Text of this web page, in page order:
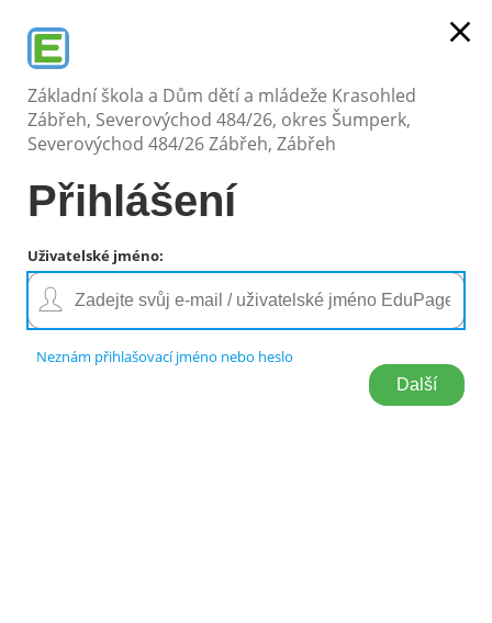
PŘIHLÁŠENÍ
Severovýchod 484/26, okres Šumperk
ÚVOD / PŘIHLÁŠENÍ DO EDUPAGE
Přihlášení
do
EduPage
Přihlásit se pomocí účtu EduPage
Neznám přihlašovací jméno nebo heslo
Základní škola a Dům dětí a mládeže Krasohled
Zábřeh, Severovýchod 484/26, okres Šumperk,
Severovýchod 484/26 Zábřeh, Zábřeh
close
Přihlášení
Uživatelské jméno:
Neznám přihlašovací jméno nebo heslo